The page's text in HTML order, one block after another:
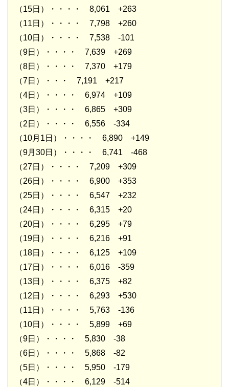
（15日）・・・・ 8,061 +263
（11日）・・・・ 7,798 +260
（10日）・・・・ 7,538 -101
（9日）・・・・ 7,639 +269
（8日）・・・・ 7,370 +179
（7日）・・・ 7,191 +217
（4日）・・・・ 6,974 +109
（3日）・・・・ 6,865 +309
（2日）・・・・ 6,556 -334
（10月1日）・・・・ 6,890 +149
（9月30日）・・・・ 6,741 -468
（27日）・・・・ 7,209 +309
（26日）・・・・ 6,900 +353
（25日）・・・・ 6,547 +232
（24日）・・・・ 6,315 +20
（20日）・・・・ 6,295 +79
（19日）・・・・ 6,216 +91
（18日）・・・・ 6,125 +109
（17日）・・・・ 6,016 -359
（13日）・・・・ 6,375 +82
（12日）・・・・ 6,293 +530
（11日）・・・・ 5,763 -136
（10日）・・・・ 5,899 +69
（9日）・・・・ 5,830 -38
（6日）・・・・ 5,868 -82
（5日）・・・・ 5,950 -179
（4日）・・・・ 6,129 -514